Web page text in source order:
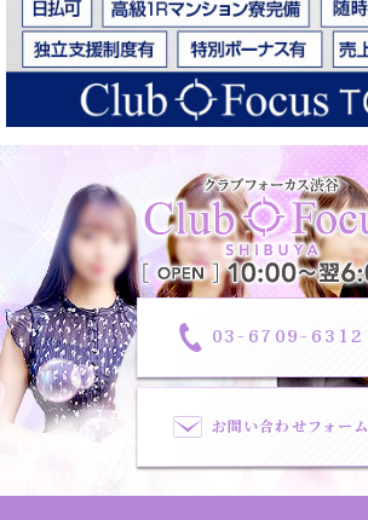
03-6709-6312
お問い合わせフォーム